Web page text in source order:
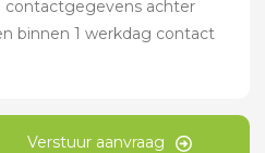
Verstuur aanvraag